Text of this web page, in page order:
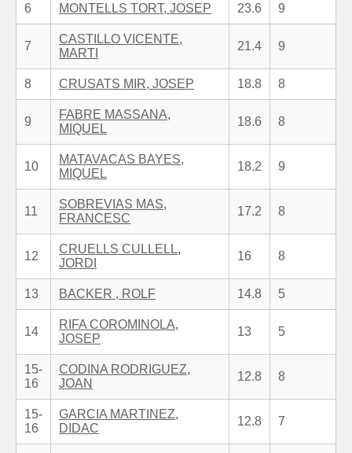
6 MONTELLS TORT, JOSEP 23.6 9
7
CASTILLO VICENTE,
MARTI
21.4 9
8 CRUSATS MIR, JOSEP 18.8 8
9
FABRE MASSANA,
MIQUEL
18.6 8
10
MATAVACAS BAYES,
MIQUEL
18.2 9
11
SOBREVIAS MAS,
FRANCESC
17.2 8
12
CRUELLS CULLELL,
JORDI
16 8
13 BACKER , ROLF 14.8 5
14
RIFA COROMINOLA,
JOSEP
13 5
15-
16
CODINA RODRIGUEZ,
JOAN
12.8 8
15-
16
GARCIA MARTINEZ,
DIDAC
12.8 7